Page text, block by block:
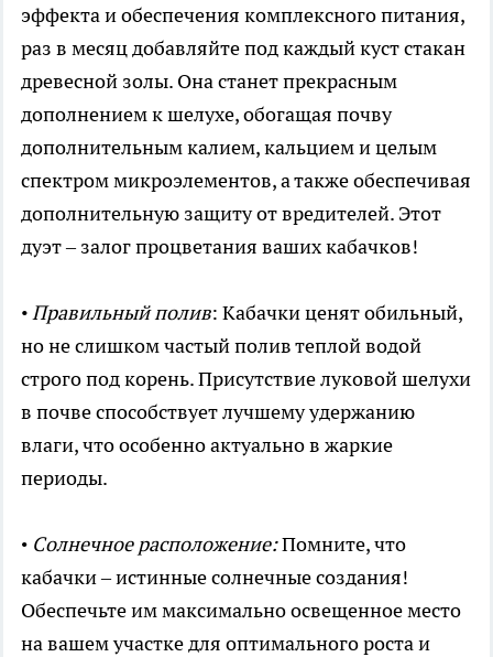
эффекта и обеспечения комплексного питания,
раз в месяц добавляйте под каждый куст стакан
древесной золы. Она станет прекрасным
дополнением к шелухе, обогащая почву
дополнительным калием, кальцием и целым
спектром микроэлементов, а также обеспечивая
дополнительную защиту от вредителей. Этот
дуэт – залог процветания ваших кабачков!
• Правильный полив: Кабачки ценят обильный,
но не слишком частый полив теплой водой
строго под корень. Присутствие луковой шелухи
в почве способствует лучшему удержанию
влаги, что особенно актуально в жаркие
периоды.
• Солнечное расположение:Помните, что
кабачки – истинные солнечные создания!
Обеспечьте им максимально освещенное место
на вашем участке для оптимального роста и